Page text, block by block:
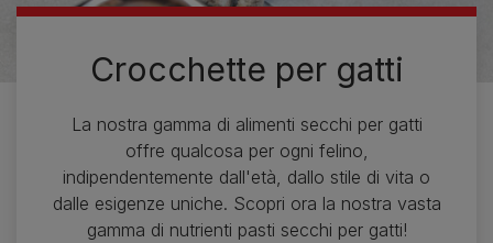
Crocchette per gatti
La nostra gamma di alimenti secchi per gatti
offre qualcosa per ogni felino,
indipendentemente dall'età, dallo stile di vita o
dalle esigenze uniche. Scopri ora la nostra vasta
gamma di nutrienti pasti secchi per gatti!